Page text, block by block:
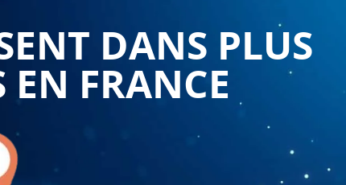
DANS PLUS
EN FRANCE